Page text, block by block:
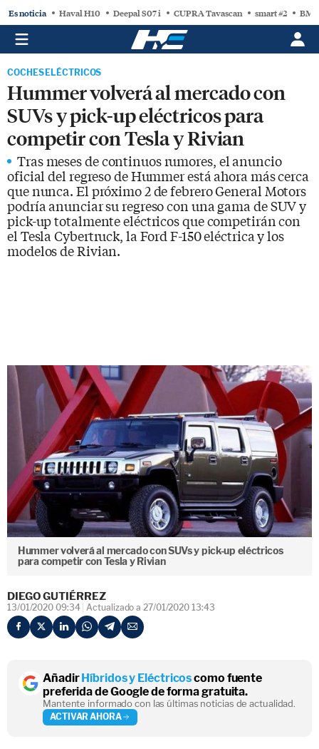
Es noticia Haval H10 Deepal S07 i CUPRA Tavascan smart #2
COCHES ELÉCTRICOS
Hummer volverá al mercado con
SUVs y pick-up eléctricos para
competir con Tesla y Rivian
Tras meses de continuos rumores, el anuncio
oficial del regreso de Hummer está ahora más cerca
que nunca. El próximo 2 de febrero General Motors
podría anunciar su regreso con una gama de SUV y
pick-up totalmente eléctricos que competirán con
el Tesla Cybertruck, la Ford F-150 eléctrica y los
modelos de Rivian.
Hummer volverá al mercado con SUVs y pick-up eléctricos
para competir con Tesla y Rivian
DIEGO GUTIÉRREZ
13/01/2020 09:34 Actualizado a 27/01/2020 13:43
AñadirHíbridos y Eléctricoscomo fuente
preferida de Google de forma gratuita.
Mantente informado con las últimas noticias de actualidad.
ACTIVAR AHORA